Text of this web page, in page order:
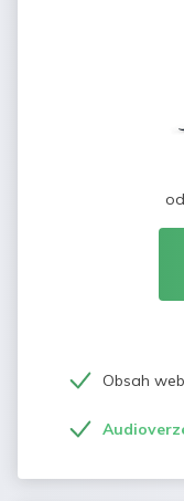
od
Obsah